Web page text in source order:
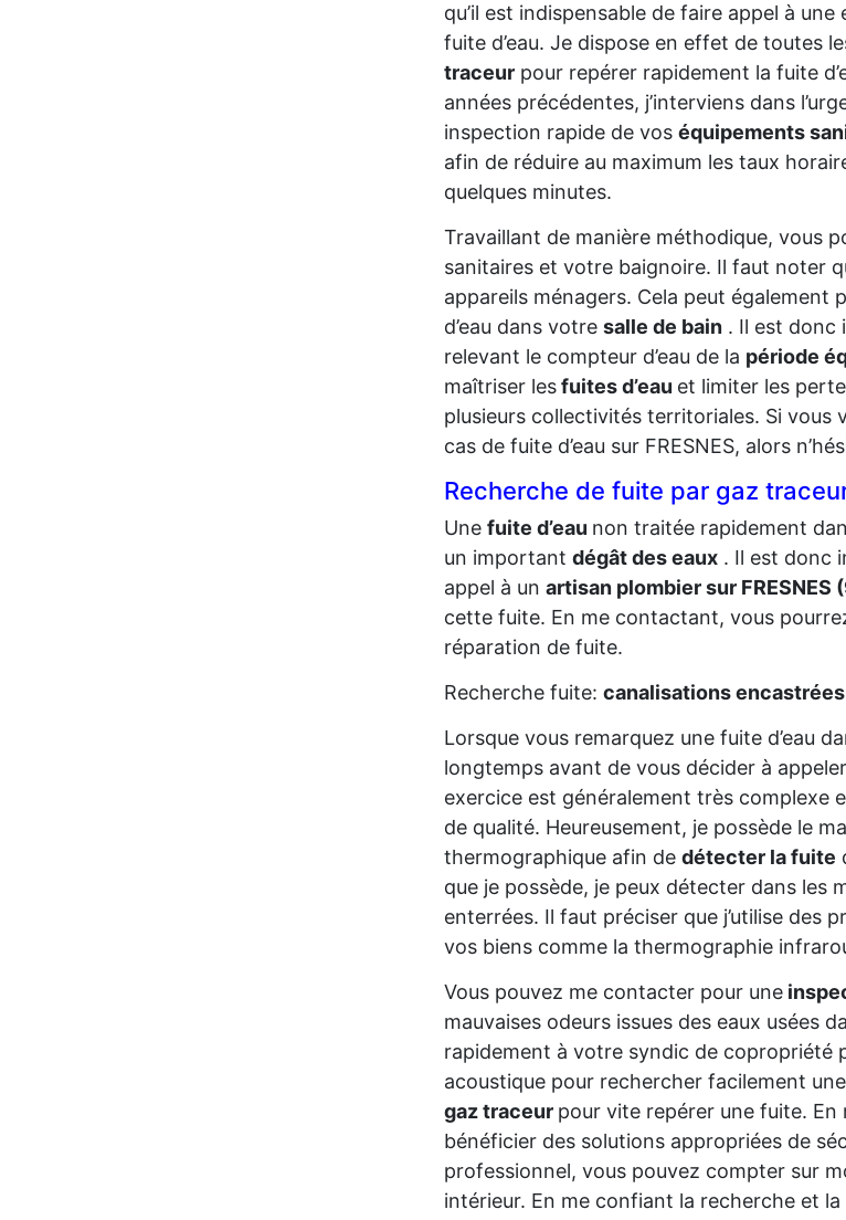
qu’il est indispensable de faire appel à
fuite d’eau. Je dispose en effet de toutes
traceur pour repérer rapidement la fuite
années précédentes, j’interviens dans
inspection rapide de vos équipements
afin de réduire au maximum les taux
quelques minutes.
Travaillant de manière méthodique, vous
sanitaires et votre baignoire. Il faut noter
appareils ménagers. Cela peut également
d’eau dans votre salle de bain . Il est donc
relevant le compteur d’eau de la période
maîtriser lesfuites d’eau et limiter les
plusieurs collectivités territoriales. Si vous
cas de fuite d’eau sur FRESNES, alors
Recherche de fuite par gaz
Une fuite d’eau non traitée rapidement
un important dégât des eaux . Il est donc
appel à un artisan plombier sur FRESNES
cette fuite. En me contactant, vous
réparation de fuite.
Recherche fuite: canalisations
Lorsque vous remarquez une fuite d’eau
longtemps avant de vous décider à
exercice est généralement très complexe
de qualité. Heureusement, je possède le
thermographique afin de détecter la fuite
que je possède, je peux détecter dans les
enterrées. Il faut préciser que j’utilise
vos biens comme la thermographie
Vous pouvez me contacter pour une
mauvaises odeurs issues des eaux usées
rapidement à votre syndic de copropriété
acoustique pour rechercher facilement
gaz traceur pour vite repérer une fuite.
bénéficier des solutions appropriées de
professionnel, vous pouvez compter sur
intérieur. En me confiant la recherche et